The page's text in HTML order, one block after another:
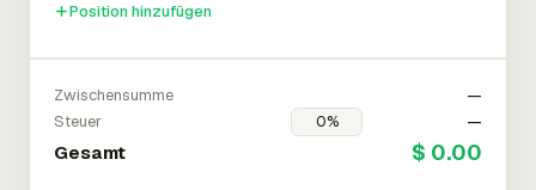
Position hinzufügen
Zwischensumme
—
Steuer
—
Gesamt $ 0.00